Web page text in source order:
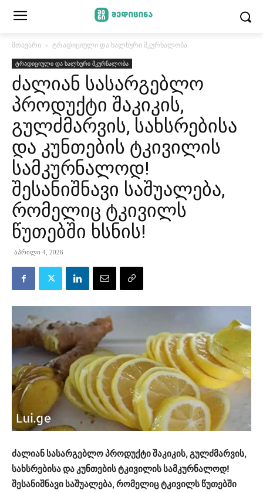
მთავარი ტრადიციული და ხალხური მკურნალობა
ტრადიციული და ხალხური მკურნალობა
ძალიან სასარგებლო
პროდუქტი შაკიკის,
გულძმარვის, სახსრებისა
და კუნთების ტკივილის
სამკურნალოდ!
შესანიშნავი საშუალება,
რომელიც ტკივილს
წუთებში ხსნის!
აპრილი 4, 2026
ძალიან სასარგებლო პროდუქტი შაკიკის, გულძმარვის,
სახსრებისა და კუნთების ტკივილის სამკურნალოდ!
შესანიშნავი საშუალება, რომელიც ტკივილს წუთებში